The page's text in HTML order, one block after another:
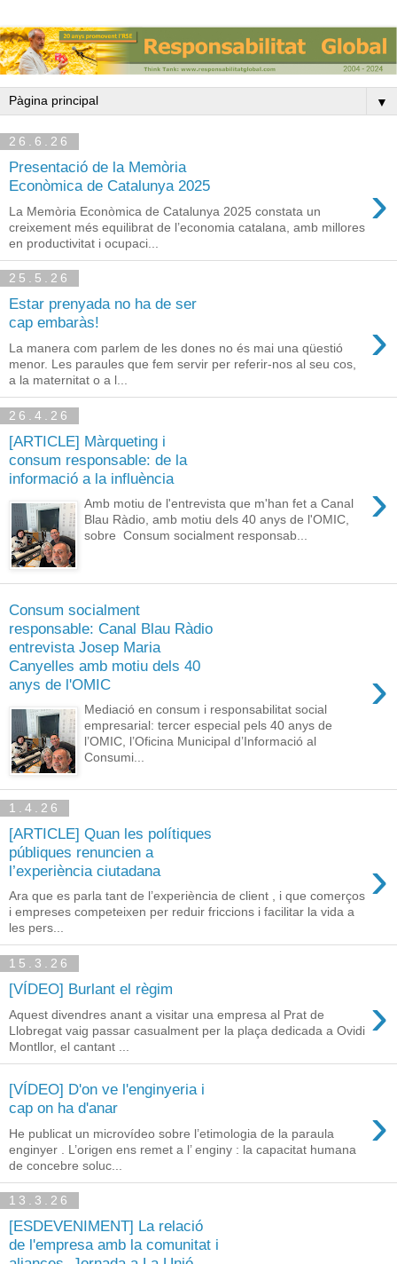
▼
26.6.26
Presentació de la Memòria
Econòmica de Catalunya 2025
›
La Memòria Econòmica de Catalunya 2025 constata un
creixement més equilibrat de l’economia catalana, amb millores
en productivitat i ocupaci...
25.5.26
Estar prenyada no ha de ser
cap embaràs!
›
La manera com parlem de les dones no és mai una qüestió
menor. Les paraules que fem servir per referir-nos al seu cos,
a la maternitat o a l...
26.4.26
[ARTICLE] Màrqueting i
consum responsable: de la
informació a la influència
›
Amb motiu de l'entrevista que m'han fet a Canal
Blau Ràdio, amb motiu dels 40 anys de l'OMIC,
sobre Consum socialment responsab...
Consum socialment
responsable: Canal Blau Ràdio
entrevista Josep Maria
Canyelles amb motiu dels 40
anys de l'OMIC
›
Mediació en consum i responsabilitat social
empresarial: tercer especial pels 40 anys de
l’OMIC, l’Oficina Municipal d’Informació al
Consumi...
1.4.26
[ARTICLE] Quan les polítiques
públiques renuncien a
l’experiència ciutadana
›
Ara que es parla tant de l’experiència de client , i que comerços
i empreses competeixen per reduir friccions i facilitar la vida a
les pers...
15.3.26
[VÍDEO] Burlant el règim ›
Aquest divendres anant a visitar una empresa al Prat de
Llobregat vaig passar casualment per la plaça dedicada a Ovidi
Montllor, el cantant ...
[VÍDEO] D'on ve l'enginyeria i
cap on ha d'anar
›
He publicat un microvídeo sobre l’etimologia de la paraula
enginyer . L’origen ens remet a l’ enginy : la capacitat humana
de concebre soluc...
13.3.26
[ESDEVENIMENT] La relació
de l'empresa amb la comunitat i